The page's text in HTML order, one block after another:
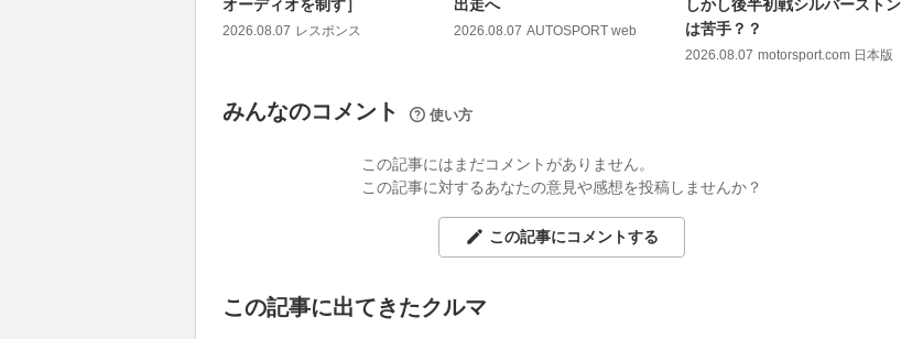
オーディオを制す］
2026.08.07 レスポンス
出走へ
2026.08.07 AUTOSPORT web
しかし後半初戦シルバーストン
は苦手？？
2026.08.07 motorsport.com 日本版
みんなのコメント 使い方
この記事にはまだコメントがありません。
この記事に対するあなたの意見や感想を投稿しませんか？
この記事にコメントする
この記事に出てきたクルマ